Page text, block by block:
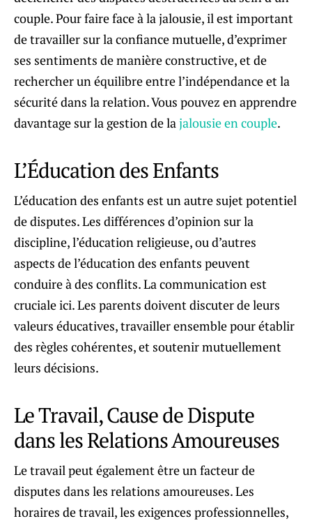
couple. Pour faire face à la jalousie, il est important
de travailler sur la confiance mutuelle, d’exprimer
ses sentiments de manière constructive, et de
rechercher un équilibre entre l’indépendance et la
sécurité dans la relation. Vous pouvez en apprendre
davantage sur la gestion de lajalousie en couple.
L’Éducation des Enfants
L’éducation des enfants est un autre sujet potentiel
de disputes. Les différences d’opinion sur la
discipline, l’éducation religieuse, ou d’autres
aspects de l’éducation des enfants peuvent
conduire à des conflits. La communication est
cruciale ici. Les parents doivent discuter de leurs
valeurs éducatives, travailler ensemble pour établir
des règles cohérentes, et soutenir mutuellement
leurs décisions.
Le Travail, Cause de Dispute
dans les Relations Amoureuses
Le travail peut également être un facteur de
disputes dans les relations amoureuses. Les
horaires de travail, les exigences professionnelles,